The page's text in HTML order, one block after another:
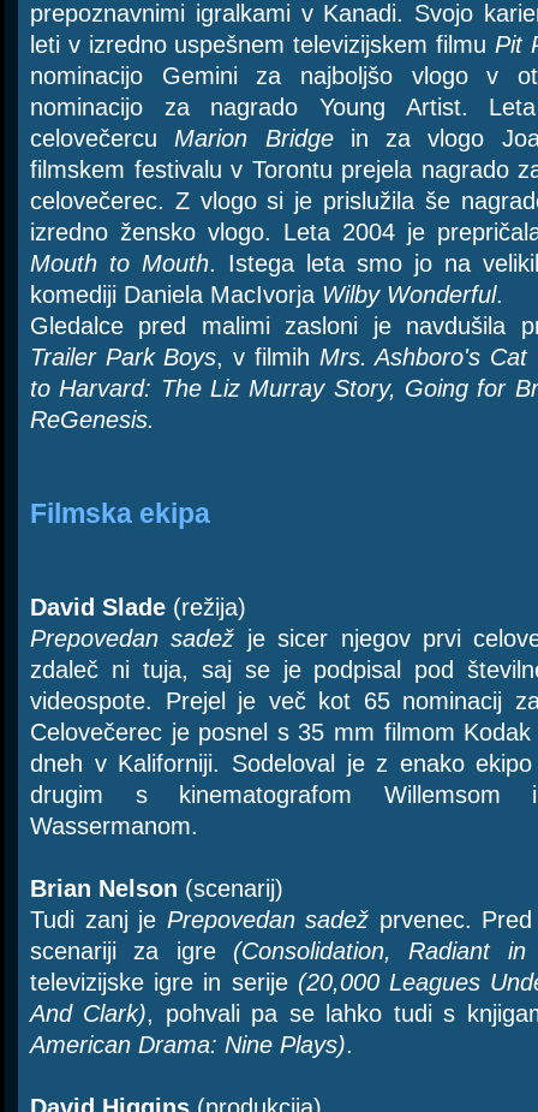
prepoznavnimi igralkami v Kanadi. Svojo
leti v izredno uspešnem televizijskem filmu Pit
nominacijo Gemini za najboljšo vlogo v
nominacijo za nagrado Young Artist.
celovečercuMarion Bridgein za vlogo
filmskem festivalu v Torontu prejela nagrado
celovečerec. Z vlogo si je prislužila še
izredno žensko vlogo. Leta 2004 je
Mouth to Mouth. Istega leta smo jo na
komediji Daniela MacIvorja Wilby Wonderful.
Gledalce pred malimi zasloni je navdušila
Trailer Park Boys, v filmih Mrs. Ashboro's Cat
to Harvard: The Liz Murray Story, Going for
ReGenesis.
Filmska ekipa
David Slade (režija)
Prepovedan sadež je sicer njegov prvi
zdaleč ni tuja, saj se je podpisal pod
videospote. Prejel je več kot 65 nominacij
Celovečerec je posnel s 35 mm filmom
dneh v Kaliforniji. Sodeloval je z enako
drugim s kinematografom Willemsom
Wassermanom.
Brian Nelson (scenarij)
Tudi zanj je Prepovedan sadež prvenec.
scenariji za igre (Consolidation, Radiant
televizijske igre in serije (20,000 Leagues
And Clark), pohvali pa se lahko tudi s
American Drama: Nine Plays).